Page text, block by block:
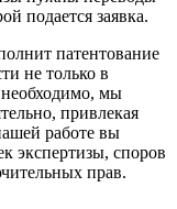
подается заявка.
патентование
не только в
необходимо, мы
привлекая
работе вы
экспертизы, споров
прав.